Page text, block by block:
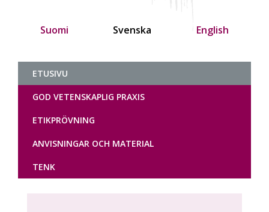
Suomi Svenska English
Tutkimuseettinen
ETUSIVU
GOD VETENSKAPLIG PRAXIS
ETIKPRÖVNING
ANVISNINGAR OCH MATERIAL
TENK